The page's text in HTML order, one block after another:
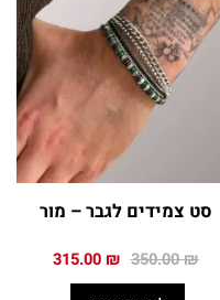
סט צמידים לגבר – מור
350.00₪ המחיר
315.00 ₪ המחיר